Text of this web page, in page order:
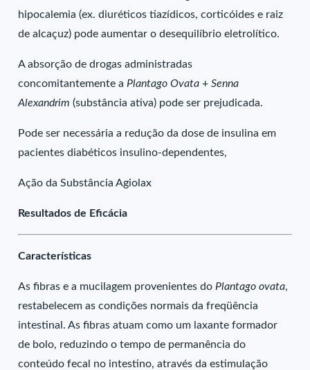
hipocalemia (ex. diuréticos tiazídicos, corticóides e raiz
de alcaçuz) pode aumentar o desequilíbrio eletrolítico.
A absorção de drogas administradas
concomitantemente a Plantago Ovata +Senna
Alexandrim (substância ativa) pode ser prejudicada.
Pode ser necessária a redução da dose de insulina em
pacientes diabéticos insulino-dependentes,
Ação da Substância Agiolax
Resultados de Eficácia
Características
As fibras e a mucilagem provenientes do Plantago ovata,
restabelecem as condições normais da freqüência
intestinal. As fibras atuam como um laxante formador
de bolo, reduzindo o tempo de permanência do
conteúdo fecal no intestino, através da estimulação